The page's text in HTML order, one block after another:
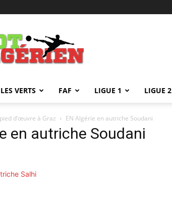
FOOTALGERIEN
LES VERTS FAF LIGUE 1 LIGUE 2
d’œuvre à Graz EN Algérie en autriche Soudani
en autriche Soudani